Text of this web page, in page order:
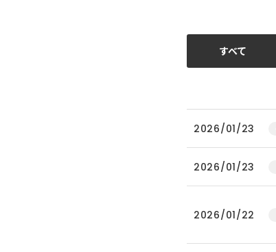
すべて
2026/01/23
2026/01/23
2026/01/22